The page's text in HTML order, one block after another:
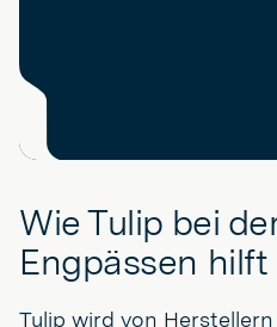
Wie Tulip bei
Engpässen hilft
Tulip wird von